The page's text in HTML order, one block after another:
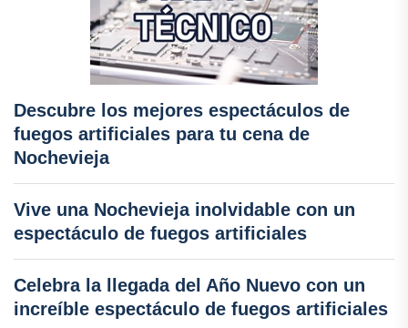
Descubre los mejores espectáculos de
fuegos artificiales para tu cena de
Nochevieja
Vive una Nochevieja inolvidable con un
espectáculo de fuegos artificiales
Celebra la llegada del Año Nuevo con un
increíble espectáculo de fuegos artificiales